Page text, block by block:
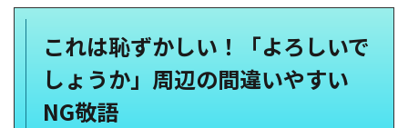
これは恥ずかしい！「よろしいで
しょうか」周辺の間違いやすい
NG敬語